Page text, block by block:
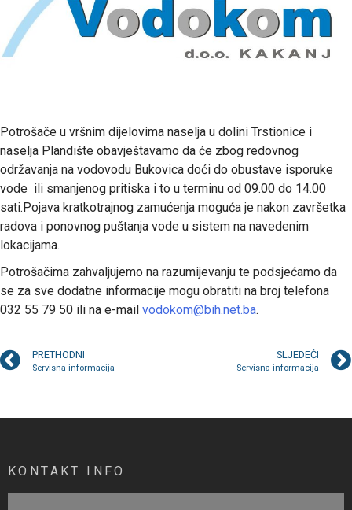
Potrošače u vršnim dijelovima naselja u dolini Trstionice i
naselja Plandište obavještavamo da će zbog redovnog
održavanja na vodovodu Bukovica doći do obustave isporuke
vode ili smanjenog pritiska i to u terminu od 09.00 do 14.00
sati.Pojava kratkotrajnog zamućenja moguća je nakon završetka
radova i ponovnog puštanja vode u sistem na navedenim
lokacijama.
Potrošačima zahvaljujemo na razumijevanju te podsjećamo da
se za sve dodatne informacije mogu obratiti na broj telefona
032 55 79 50 ili na e-mail vodokom@bih.net.ba.
PRETHODNI
Servisna informacija
SLJEDEĆI
Servisna informacija
KONTAKT INFO